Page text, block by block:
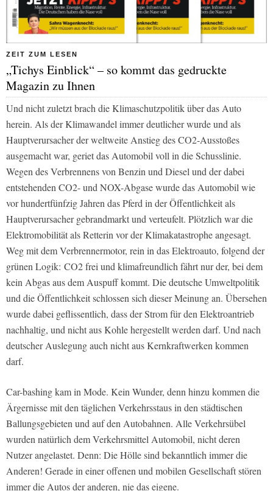
ZEIT ZUM LESEN
„Tichys Einblick“ – so kommt das gedruckte
Magazin zu Ihnen
Und nicht zuletzt brach die Klimaschutzpolitik über das Auto
herein. Als der Klimawandel immer deutlicher wurde und als
Hauptverursacher der weltweite Anstieg des CO2-Ausstoßes
ausgemacht war, geriet das Automobil voll in die Schusslinie.
Wegen des Verbrennens von Benzin und Diesel und der dabei
entstehenden CO2- und NOX-Abgase wurde das Automobil wie
vor hundertfünfzig Jahren das Pferd in der Öffentlichkeit als
Hauptverursacher gebrandmarkt und verteufelt. Plötzlich war die
Elektromobilität als Retterin vor der Klimakatastrophe angesagt.
Weg mit dem Verbrennermotor, rein in das Elektroauto, folgend der
grünen Logik: CO2 frei und klimafreundlich fährt nur der, bei dem
kein Abgas aus dem Auspuff kommt. Die deutsche Umweltpolitik
und die Öffentlichkeit schlossen sich dieser Meinung an. Übersehen
wurde dabei geflissentlich, dass der Strom für den Elektroantrieb
nachhaltig, und nicht aus Kohle hergestellt werden darf. Und nach
deutscher Auslegung auch nicht aus Kernkraftwerken kommen
darf.
Car-bashing kam in Mode. Kein Wunder, denn hinzu kommen die
Ärgernisse mit den täglichen Verkehrsstaus in den städtischen
Ballungsgebieten und auf den Autobahnen. Alle Verkehrsübel
wurden natürlich dem Verkehrsmittel Automobil, nicht deren
Nutzer angelastet. Denn: Die Hölle sind bekanntlich immer die
Anderen! Gerade in einer offenen und mobilen Gesellschaft stören
immer die Autos der anderen, nie das eigene.